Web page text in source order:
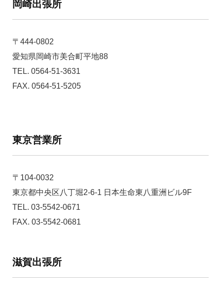
岡崎出張所
〒444-0802
愛知県岡崎市美合町平地88
TEL. 0564-51-3631
FAX. 0564-51-5205
東京営業所
〒104-0032
東京都中央区八丁堀2-6-1 日本生命東八重洲ビル9F
TEL. 03-5542-0671
FAX. 03-5542-0681
滋賀出張所